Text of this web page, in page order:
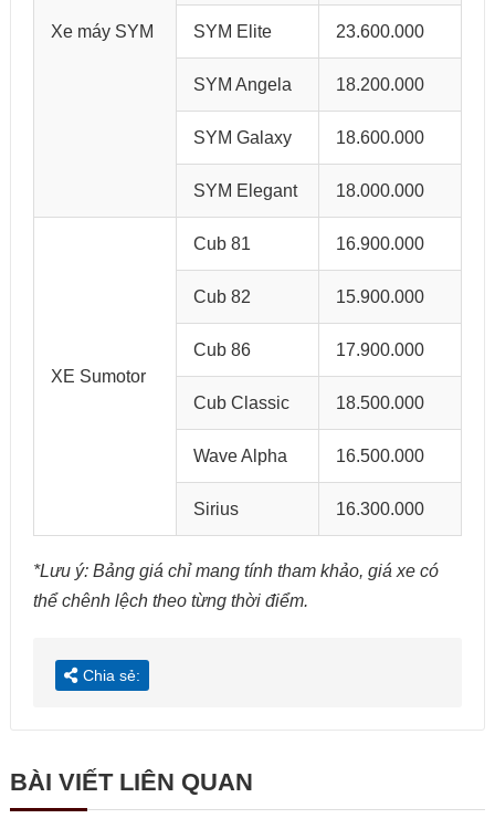
Xe máy SYM SYM Elite 23.600.000
SYM Angela 18.200.000
SYM Galaxy 18.600.000
SYM Elegant 18.000.000
XE Sumotor
Cub 81 16.900.000
Cub 82 15.900.000
Cub 86 17.900.000
Cub Classic 18.500.000
Wave Alpha 16.500.000
Sirius 16.300.000
*Lưu ý: Bảng giá chỉ mang tính tham khảo, giá xe có
thể chênh lệch theo từng thời điểm.
Chia sẻ:
BÀI VIẾT LIÊN QUAN